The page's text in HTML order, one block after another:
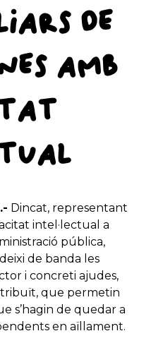
DE
AMB
Dincat, representant
intel·lectual a
pública,
de banda les
i concreti ajudes,
que permetin
s’hagin de quedar a
en aïllament.